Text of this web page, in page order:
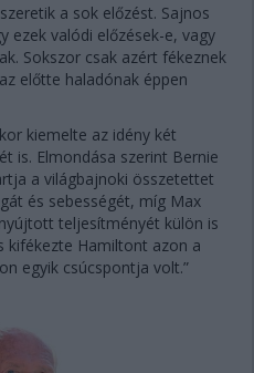
a sok előzést. Sajnos
ezek valódi előzések-e, vagy
Sokszor csak azért fékeznek
előtte haladónak éppen
kiemelte az idény két
is. Elmondása szerint Bernie
a világbajnoki összetettet
és sebességét, míg Max
teljesítményét külön is
kifékezte Hamiltont azon a
egyik csúcspontja volt.”